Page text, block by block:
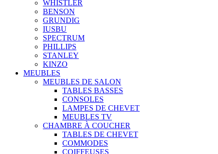
WHISTLER
BENSON
GRUNDIG
IUSBU
SPECTRUM
PHILLIPS
STANLEY
KINZO
MEUBLES
MEUBLES DE SALON
TABLES BASSES
CONSOLES
LAMPES DE CHEVET
MEUBLES TV
CHAMBRE À COUCHER
TABLES DE CHEVET
COMMODES
COIFFEUSES